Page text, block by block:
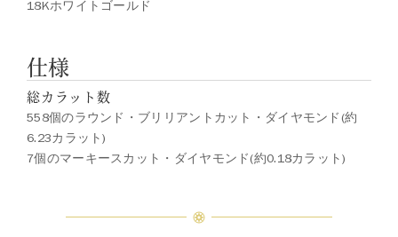
18Kホワイトゴールド
仕様
総カラット数
558個のラウンド・ブリリアントカット・ダイヤモンド(約
6.23カラット)
7個のマーキースカット・ダイヤモンド(約0.18カラット)